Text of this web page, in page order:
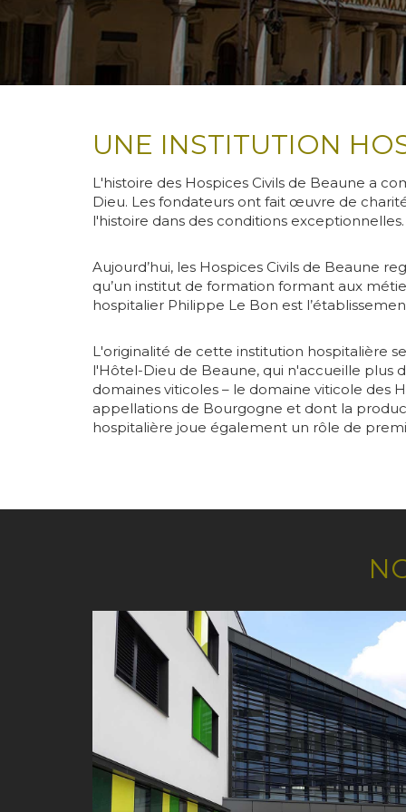
Body
UNE INSTITUTION
L'histoire des Hospices Civils de Beaune a
Dieu. Les fondateurs ont fait œuvre de
l'histoire dans des conditions exceptionnelles.
Aujourd’hui, les Hospices Civils de Beaune
qu’un institut de formation formant aux
hospitalier Philippe Le Bon est
L'originalité de cette institution hospitalière
l'Hôtel-Dieu de Beaune, qui n'accueille plus
domaines viticoles – le domaine viticole des
appellations de Bourgogne et dont la
hospitalière joue également un rôle de
Image